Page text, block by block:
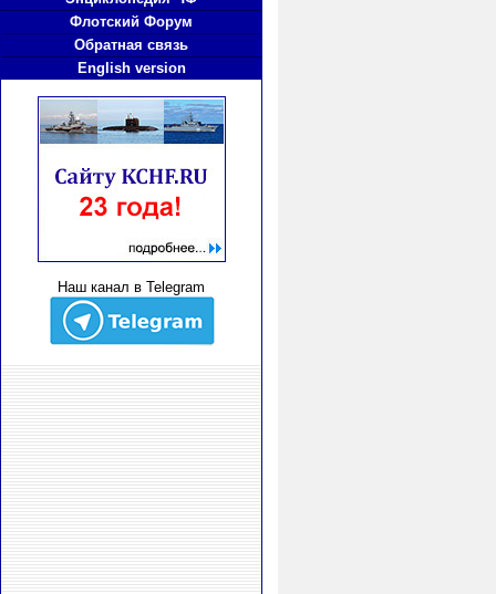
Флотский Форум
Обратная связь
English version
Наш канал в Telegram